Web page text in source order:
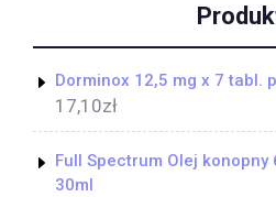
Dorminox 12,5 mg x 7 tabl.
17,10zł
Full Spectrum Olej konopny
30ml